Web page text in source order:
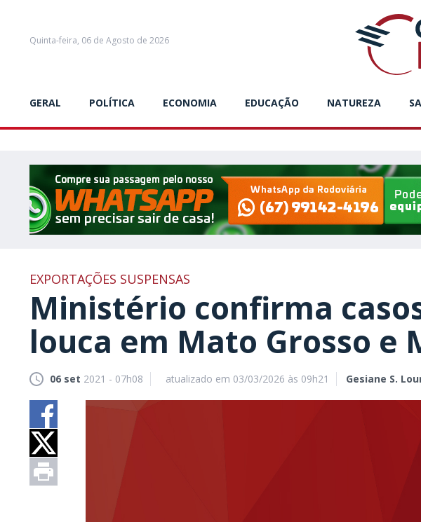
Quinta-feira, 06 de Agosto de 2026
GERAL POLÍTICA ECONOMIA EDUCAÇÃO NATUREZA
EXPORTAÇÕES SUSPENSAS
Ministério confirma
louca em Mato Grosso e
06 set 2021 - 07h08 atualizado em 03/03/2026 às 09h21 Gesiane S.